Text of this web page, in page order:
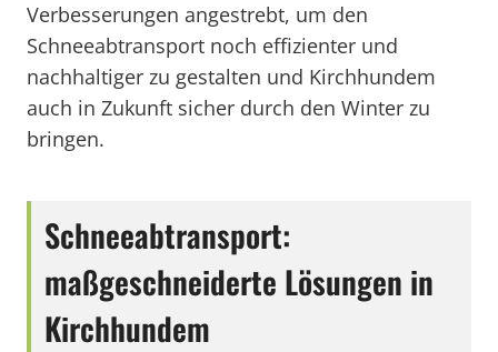
Verbesserungen angestrebt, um den
Schneeabtransport noch effizienter und
nachhaltiger zu gestalten und Kirchhundem
auch in Zukunft sicher durch den Winter zu
bringen.
Schneeabtransport:
maßgeschneiderte Lösungen in
Kirchhundem